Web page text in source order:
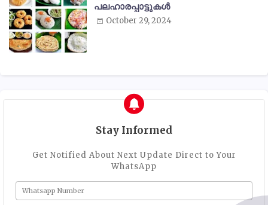
പലഹാരപ്പാട്ടുകൾ
October 29, 2024
Stay Informed
Get Notified About Next Update Direct to Your
WhatsApp